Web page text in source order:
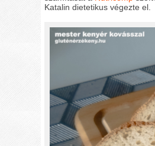
Katalin dietetikus végezte el.